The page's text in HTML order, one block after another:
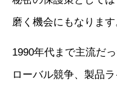
磨く機会にもなります
1990年代まで主流だ
ローバル競争、製品